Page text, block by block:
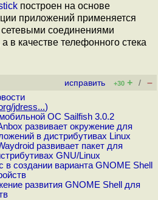
построен на основе
приложений применяется
соединениями
в качестве телефонного стека
исправить +30 + / –
jdress...)
ОС Sailfish 3.0.2
развивает окружение для
в дистрибутивах Linux
развивает пакет для
GNU/Linux
в создании варианта GNOME Shell
развития GNOME Shell для